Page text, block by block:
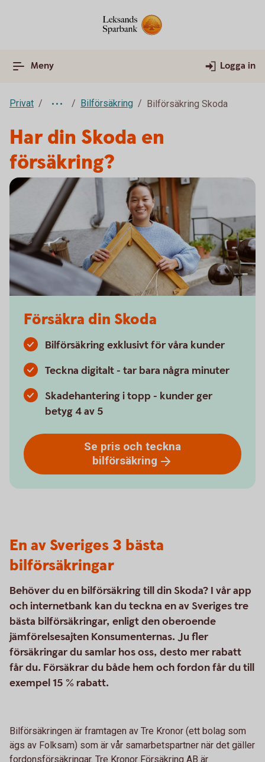
Meny Logga in
Privat Bilförsäkring Bilförsäkring Skoda
Har din Skoda en
försäkring?
Försäkra din Skoda
Bilförsäkring exklusivt för våra kunder
Teckna digitalt - tar bara några minuter
Skadehantering i topp - kunder ger
betyg 4 av 5
Se pris och teckna
bilförsäkring
En av Sveriges 3 bästa
bilförsäkringar
Behöver du en bilförsäkring till din Skoda? I vår app
och internetbank kan du teckna en av Sveriges tre
bästa bilförsäkringar, enligt den oberoende
jämförelsesajten Konsumenternas. Ju fler
försäkringar du samlar hos oss, desto mer rabatt
får du. Försäkrar du både hem och fordon får du till
exempel 15 % rabatt.
Bilförsäkringen är framtagen av Tre Kronor (ett bolag som
ägs av Folksam) som är vår samarbetspartner när det gäller
fordonsförsäkringar. Tre Kronor Försäkring AB är